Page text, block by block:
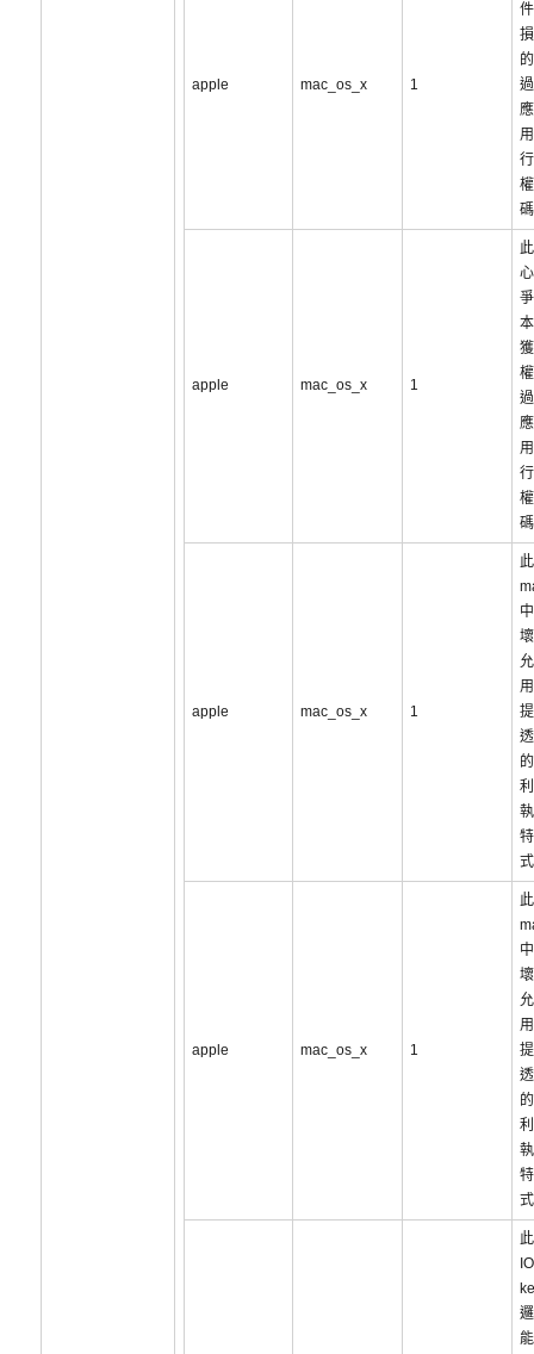
apple mac_os_x 1
apple mac_os_x 1
apple mac_os_x 1
apple mac_os_x 1